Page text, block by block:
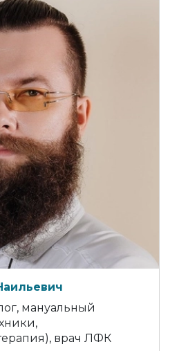
мануальный
врач ЛФК